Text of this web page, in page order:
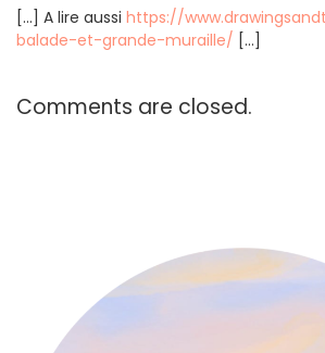
[…] A lire aussi https://
balade-et-grande-muraille/ […]
Comments are closed.